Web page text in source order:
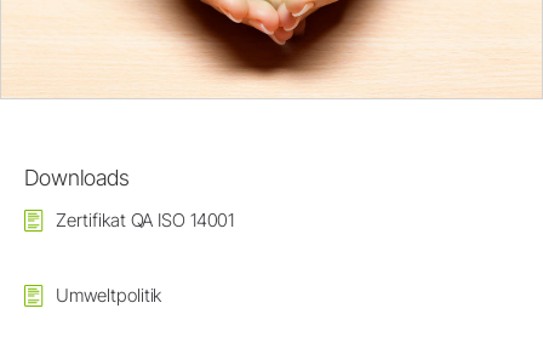
Downloads
Zertifikat QA ISO 14001
Umweltpolitik